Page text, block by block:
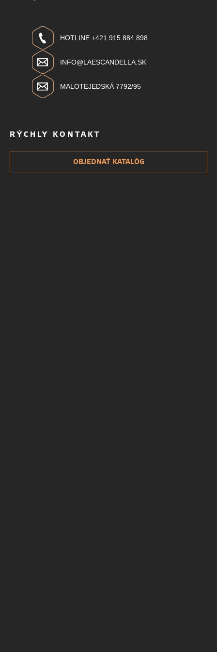
HOTLINE +421 915 884 898
INFO@LAESCANDELLA.SK
MALOTEJEDSKÁ 7792/95
RÝCHLY KONTAKT
OBJEDNAŤ KATALÓG